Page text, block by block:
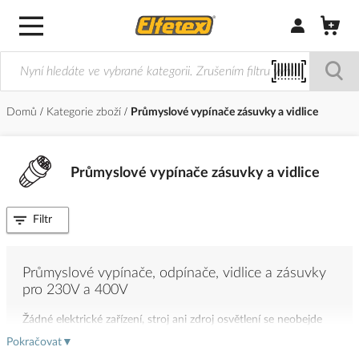
Přihlásit/
Domů Kategorie zboží Průmyslové vypínače zásuvky a vidlice
Průmyslové vypínače zásuvky a vidlice
Průmyslové vypínače, odpínače, vidlice a zásuvky
pro 230V a 400V
Žádné elektrické zařízení, stroj ani zdroj osvětlení se neobejde
bez
průmyslových spínačů a vypínačů
Pokračovat ▼
Filtr